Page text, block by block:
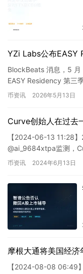
YZi Labs公布EASY
BlockBeats 消息，5
EASY Residency 第三
场结构重建、人…
币资讯 2026年5月13日
Curve创始人在过去
【2024-06-13 11:28
@ai_9684xtpa监测，
其中地址0xF07…0f…
币资讯 2024年6月13日
摩根大通将美国经济
【2024-08-08 06:49